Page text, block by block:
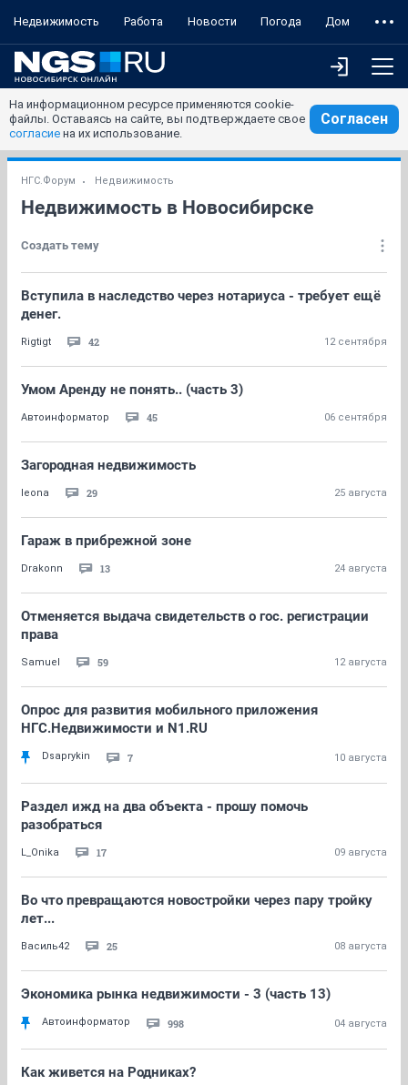
Недвижимость Работа Новости Погода Дом
На информационном ресурсе применяются cookie-
файлы. Оставаясь на сайте, вы подтверждаете свое
согласие на их использование.
Согласен
НГС.Форум Недвижимость
Недвижимость в Новосибирске
Создать тему
Вступила в наследство через нотариуса - требует ещё
денег.
Rigtigt 42 12 сентября
Умом Аренду не понять.. (часть 3)
Автоинформатор 45 06 сентября
Загородная недвижимость
leona 29 25 августа
Гараж в прибрежной зоне
Drakonn 13 24 августа
Отменяется выдача свидетельств о гос. регистрации
права
Samuel 59 12 августа
Опрос для развития мобильного приложения
НГС.Недвижимости и N1.RU
Dsaprykin 7 10 августа
Раздел ижд на два объекта - прошу помочь
разобраться
L_Onika 17 09 августа
Во что превращаются новостройки через пару тройку
лет...
Василь42 25 08 августа
Экономика рынка недвижимости - 3 (часть 13)
Автоинформатор 998 04 августа
Как живется на Родниках?